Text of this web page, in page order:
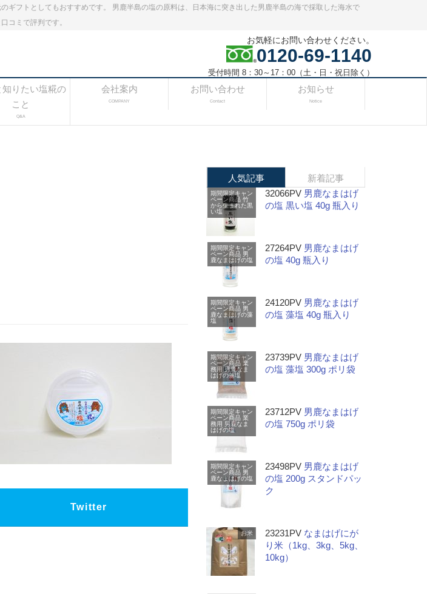
フトとしてもおすすめです。 男鹿半島の塩の原料は、日本海に突き出した男鹿半島の海で採取した海水で
コミで評判です。
お気軽にお問い合わせください。
0120-69-1140
受付時間 8：30～17：00（土・日・祝日除く）
知りたい塩糀の
こと
Q&A
会社案内
COMPANY
お問い合わせ
Contact
お知らせ
Notice
Twitter
人気記事 新着記事
期間限定キャン
ペーン商品 竹
から生まれた黒
い塩
32066PV 男鹿なまはげ
の塩 黒い塩 40g 瓶入り
期間限定キャン
ペーン商品 男
鹿なまはげの塩
27264PV 男鹿なまはげ
の塩 40g 瓶入り
期間限定キャン
ペーン商品 男
鹿なまはげの藻
塩
24120PV 男鹿なまはげ
の塩 藻塩 40g 瓶入り
期間限定キャン
ペーン商品 業
務用 男鹿なま
はげの藻塩
23739PV 男鹿なまはげ
の塩 藻塩 300g ポリ袋
期間限定キャン
ペーン商品 業
務用 男鹿なま
はげの塩
23712PV 男鹿なまはげ
の塩 750g ポリ袋
期間限定キャン
ペーン商品 男
鹿なまはげの塩
23498PV 男鹿なまはげ
の塩 200g スタンドパッ
ク
お米 23231PV なまはげにが
り米（1kg、3kg、5kg、
10kg）